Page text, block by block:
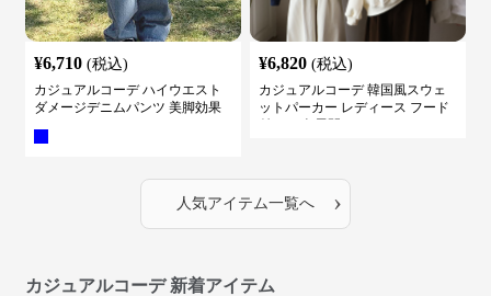
¥6,710 (税込)
カジュアルコーデ ハイウエスト
ダメージデニムパンツ 美脚効果
¥6,820 (税込)
カジュアルコーデ 韓国風スウェ
ットパーカー レディース フード
人気アイテム一覧へ ›
カジュアルコーデ 新着アイテム